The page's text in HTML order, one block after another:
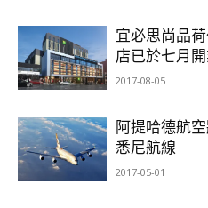
宜必思尚品
店已於七月
2017-08-05
阿提哈德航
悉尼航線
2017-05-01